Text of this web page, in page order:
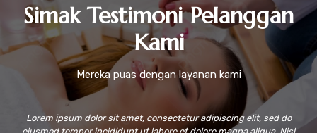
Simak Testimoni Pelanggan
Kami
Mereka puas dengan layanan kami
Lorem ipsum dolor sit amet, consectetur adipiscing elit, sed do